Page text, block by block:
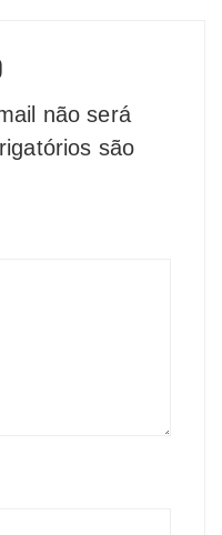
não será
são